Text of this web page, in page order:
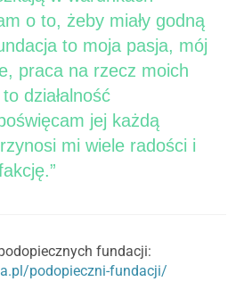
o to, żeby miały godną
to moja pasja, mój
praca na rzecz moich
działalność
jej każdą
mi wiele radości i
fundacji:
podopieczni-fundacji/